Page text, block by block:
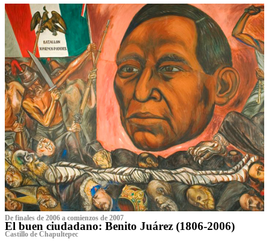
De finales de 2006 a comienzos de 2007
El buen ciudadano: Benito Juárez (1806-2006)
Castillo de Chapultepec